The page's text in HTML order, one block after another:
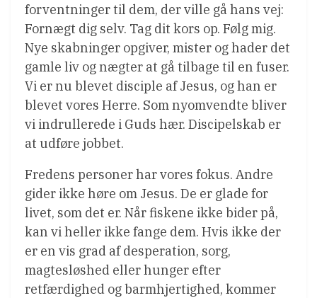
forventninger til dem, der ville gå hans vej:
Fornægt dig selv. Tag dit kors op. Følg mig.
Nye skabninger opgiver, mister og hader det
gamle liv og nægter at gå tilbage til en fuser.
Vi er nu blevet disciple af Jesus, og han er
blevet vores Herre. Som nyomvendte bliver
vi indrullerede i Guds hær. Discipelskab er
at udføre jobbet.
Fredens personer har vores fokus. Andre
gider ikke høre om Jesus. De er glade for
livet, som det er. Når fiskene ikke bider på,
kan vi heller ikke fange dem. Hvis ikke der
er en vis grad af desperation, sorg,
magtesløshed eller hunger efter
retfærdighed og barmhjertighed, kommer